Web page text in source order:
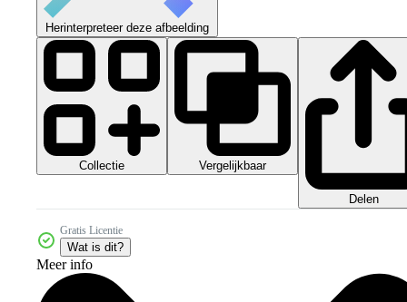
Herinterpreteer deze afbeelding
Collectie Vergelijkbaar
Delen
Gratis Licentie
Wat is dit?
Meer info